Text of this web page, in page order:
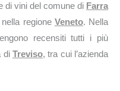
di vini del comune di Farra
nella regione Veneto. Nella
recensiti tutti i più
di Treviso, tra cui l’azienda